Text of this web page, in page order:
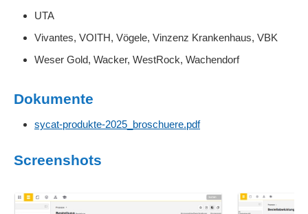
UTA
Vivantes, VOITH, Vögele, Vinzenz Krankenhaus, VBK
Weser Gold, Wacker, WestRock, Wachendorf
Dokumente
sycat-produkte-2025_broschuere.pdf
Screenshots